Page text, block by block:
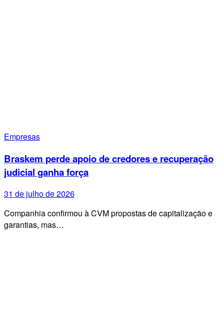
Empresas
Braskem perde apoio de credores e recuperação
judicial ganha força
31 de julho de 2026
Companhia confirmou à CVM propostas de capitalização e
garantias, mas…